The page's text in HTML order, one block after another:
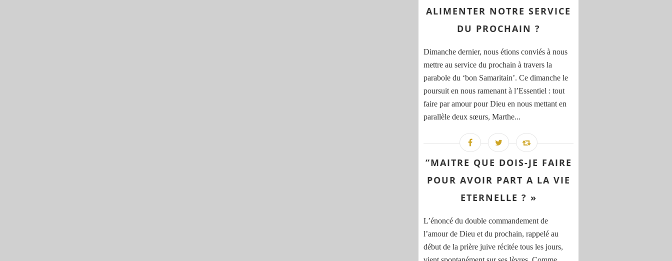
ALIMENTER NOTRE SERVICE
DU PROCHAIN ?
Dimanche dernier, nous étions conviés à nous
mettre au service du prochain à travers la
parabole du ‘bon Samaritain’. Ce dimanche le
poursuit en nous ramenant à l’Essentiel : tout
faire par amour pour Dieu en nous mettant en
parallèle deux sœurs, Marthe...
“MAITRE QUE DOIS-JE FAIRE
POUR AVOIR PART A LA VIE
ETERNELLE ? »
L’énoncé du double commandement de
l’amour de Dieu et du prochain, rappelé au
début de la prière juive récitée tous les jours,